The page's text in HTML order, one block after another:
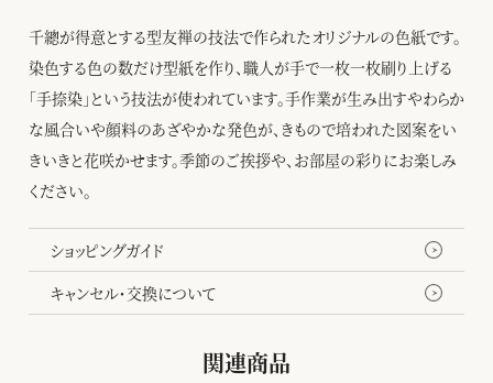
千總が得意とする型友禅の技法で作られたオリジナルの色紙です。
染色する色の数だけ型紙を作り、職人が手で一枚一枚刷り上げる
「手捺染」という技法が使われています。手作業が生み出すやわらか
な風合いや顔料のあざやかな発色が、きもので培われた図案をい
きいきと花咲かせます。季節のご挨拶や、お部屋の彩りにお楽しみ
ください。
ショッピングガイド
キャンセル・交換について
関連商品